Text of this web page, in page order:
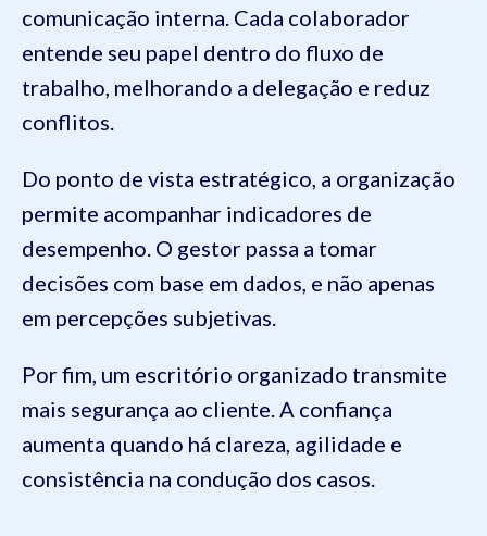
comunicação interna. Cada colaborador
entende seu papel dentro do fluxo de
trabalho, melhorando a delegação e reduz
conflitos.
Do ponto de vista estratégico, a organização
permite acompanhar indicadores de
desempenho. O gestor passa a tomar
decisões com base em dados, e não apenas
em percepções subjetivas.
Por fim, um escritório organizado transmite
mais segurança ao cliente. A confiança
aumenta quando há clareza, agilidade e
consistência na condução dos casos.